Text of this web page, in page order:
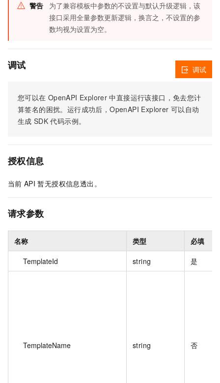
警告
为了兼容模板中参数的不设置与默认升级逻辑，该
接口采用全量参数更新逻辑，换言之，不设置的参
数均视为设置为空。
调试
您可以在 OpenAPI Explorer 中直接运行该接口，免去您计
算签名的困扰。运行成功后，OpenAPI Explorer 可以自动
生成 SDK 代码示例。
调试
授权信息
当前 API 暂无授权信息透出。
请求参数
名称 类型 必填
TemplateId string 是
TemplateName string 否